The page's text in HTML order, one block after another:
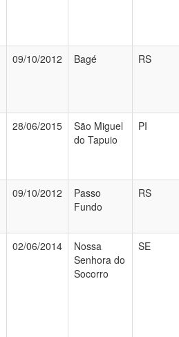
09/10/2012 Bagé RS
28/06/2015
São Miguel
do Tapuio
PI
09/10/2012
Passo
Fundo
RS
02/06/2014
Nossa
Senhora do
Socorro
SE